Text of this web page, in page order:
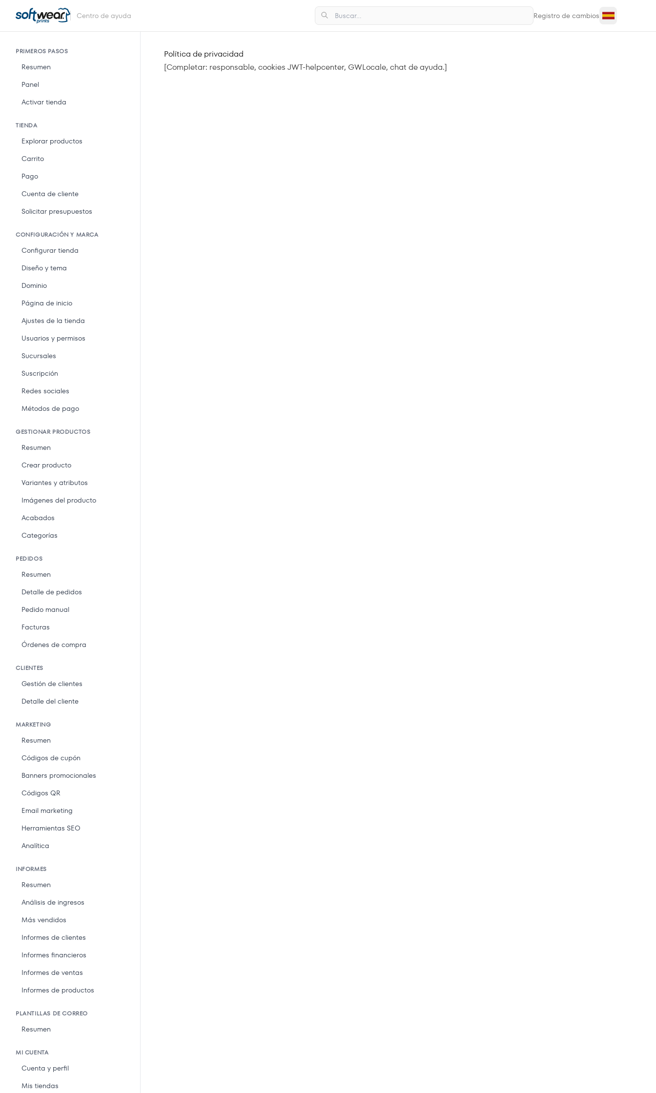
Centro de ayuda Registro de cambios
PRIMEROS PASOS
Resumen
Panel
Activar tienda
TIENDA
Explorar productos
Carrito
Pago
Cuenta de cliente
Solicitar presupuestos
CONFIGURACIÓN Y MARCA
Configurar tienda
Diseño y tema
Dominio
Página de inicio
Ajustes de la tienda
Usuarios y permisos
Sucursales
Suscripción
Redes sociales
Métodos de pago
GESTIONAR PRODUCTOS
Resumen
Crear producto
Variantes y atributos
Imágenes del producto
Acabados
Categorías
PEDIDOS
Resumen
Detalle de pedidos
Pedido manual
Facturas
Órdenes de compra
CLIENTES
Gestión de clientes
Detalle del cliente
MARKETING
Resumen
Códigos de cupón
Banners promocionales
Códigos QR
Email marketing
Herramientas SEO
Analítica
INFORMES
Resumen
Análisis de ingresos
Más vendidos
Informes de clientes
Informes financieros
Informes de ventas
Informes de productos
PLANTILLAS DE CORREO
Resumen
MI CUENTA
Cuenta y perfil
Mis tiendas
Política de privacidad
[Completar: responsable, cookies JWT-helpcenter, GWLocale, chat de ayuda.]